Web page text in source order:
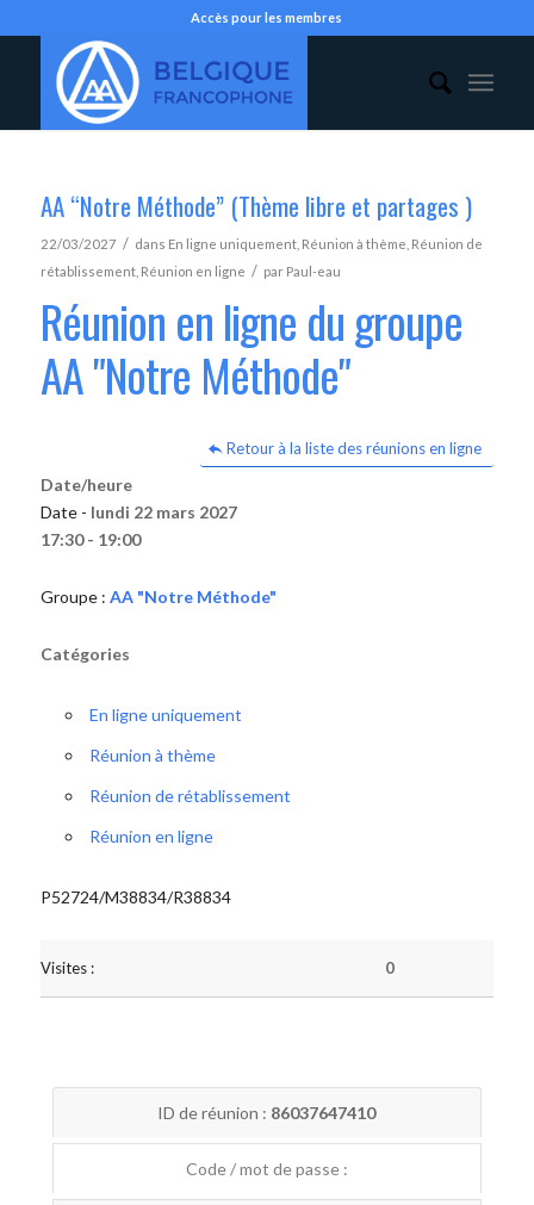
Accès pour les membres
AA “Notre Méthode” (Thème libre et partages )
22/03/2027 / dans En ligne uniquement, Réunion à thème Réunion de
rétablissement, Réunion en ligne / par Paul-eau
Réunion en ligne du groupe
AA "Notre Méthode"
Retour à la liste des réunions en ligne
Date/heure
Date - lundi 22 mars 2027
17:30 - 19:00
Groupe : AA "Notre Méthode"
Catégories
En ligne uniquement
Réunion à thème
Réunion de rétablissement
Réunion en ligne
P52724/M38834/R38834
Visites : 0
ID de réunion : 86037647410
Code / mot de passe :